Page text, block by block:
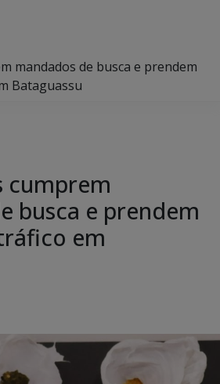
mandados de busca e prendem
Bataguassu
cumprem
busca e prendem
em